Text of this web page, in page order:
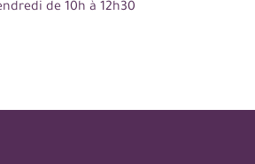
de 10h à 12h30